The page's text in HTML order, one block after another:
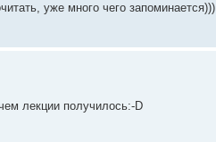
уже много чего запоминается)))
лекции получилось:-D